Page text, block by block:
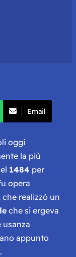
Email
oggi
la più
1484 per
opera
che realizzò un
che si ergeva
appunto
.